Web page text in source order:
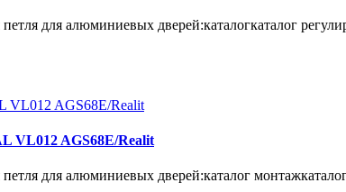
для алюминиевых дверей:каталогкаталог
VL012 AGS68E/Realit
для алюминиевых дверей:каталог